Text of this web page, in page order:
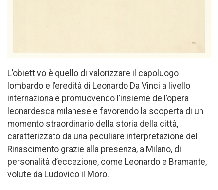
L’obiettivo è quello di valorizzare il capoluogo
lombardo e l’eredità di Leonardo Da Vinci a livello
internazionale promuovendo l’insieme dell’opera
leonardesca milanese e favorendo la scoperta di un
momento straordinario della storia della città,
caratterizzato da una peculiare interpretazione del
Rinascimento grazie alla presenza, a Milano, di
personalità d’eccezione, come Leonardo e Bramante,
volute da Ludovico il Moro.